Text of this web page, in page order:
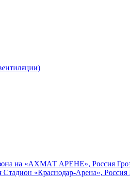
на «АХМАТ АРЕНЕ», Россия
Стадион «Краснодар-Арена», Россия